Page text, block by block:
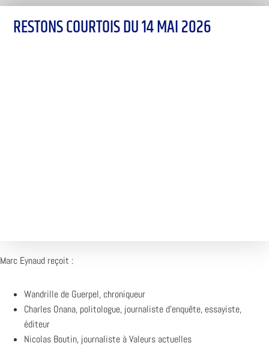
RESTONS COURTOIS DU 14 MAI 2026
Marc Eynaud reçoit :
Wandrille de Guerpel, chroniqueur
Charles Onana, politologue, journaliste d’enquête, essayiste,
éditeur
Nicolas Boutin, journaliste à Valeurs actuelles